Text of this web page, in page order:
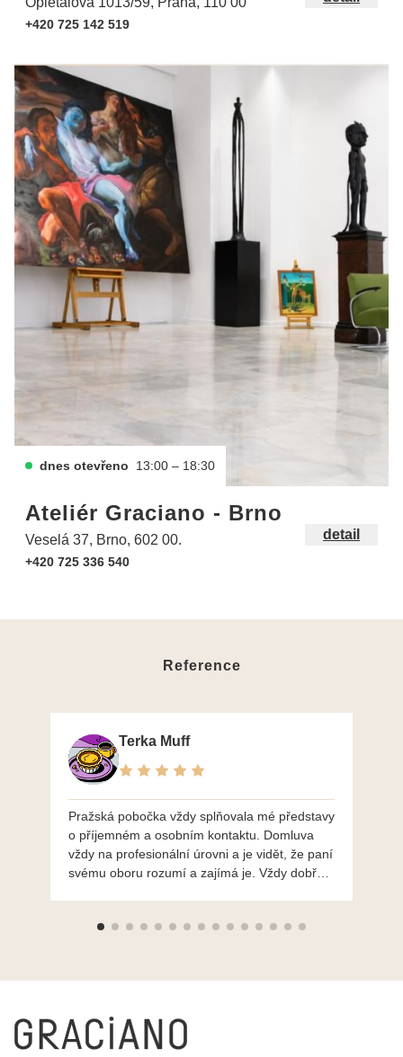
+420 725 142 519
dnes otevřeno 13:00 – 18:30
Ateliér Graciano - Brno
Veselá 37, Brno, 602 00.
+420 725 336 540
detail
Reference
Terka Muff
Pražská pobočka vždy splňovala mé představy
o příjemném a osobním kontaktu. Domluva
vždy na profesionální úrovni a je vidět, že paní
svému oboru rozumí a zajímá je. Vždy dobře a
výběru, jak už bylo napsáno - na požádání